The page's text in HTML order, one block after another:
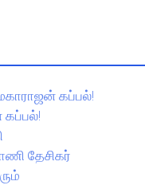
கப்பல்!
தேசிகர்